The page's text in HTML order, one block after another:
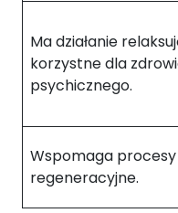
Ma działanie
korzystne dla
psychicznego.
Wspomaga procesy
regeneracyjne.
n
o
ś
i
ru
kt